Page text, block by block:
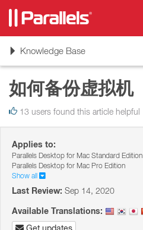
ToggleKnowledge Base
如何备份虚拟机
13 users found this article helpful
Applies to:
Parallels Desktop for Mac Standard Edition
Parallels Desktop for Mac Pro Edition
Show all
Last Review: Sep 14, 2020
Available Translations: